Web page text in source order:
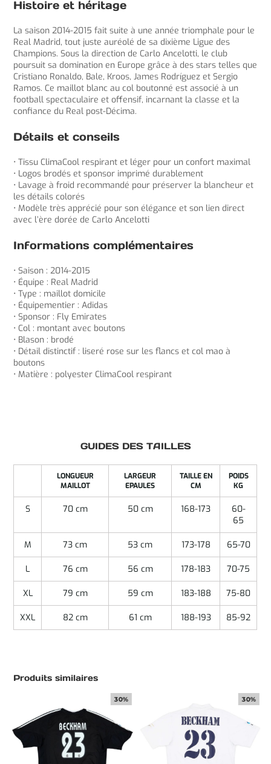
Histoire et héritage
La saison 2014-2015 fait suite à une année triomphale pour le
Real Madrid, tout juste auréolé de sa dixième Ligue des
Champions. Sous la direction de Carlo Ancelotti, le club
poursuit sa domination en Europe grâce à des stars telles que
Cristiano Ronaldo, Bale, Kroos, James Rodríguez et Sergio
Ramos. Ce maillot blanc au col boutonné est associé à un
football spectaculaire et offensif, incarnant la classe et la
confiance du Real post-Décima.
Détails et conseils
• Tissu ClimaCool respirant et léger pour un confort maximal
• Logos brodés et sponsor imprimé durablement
• Lavage à froid recommandé pour préserver la blancheur et
les détails colorés
• Modèle très apprécié pour son élégance et son lien direct
avec l’ère dorée de Carlo Ancelotti
Informations complémentaires
• Saison : 2014-2015
• Équipe : Real Madrid
• Type : maillot domicile
• Équipementier : Adidas
• Sponsor : Fly Emirates
• Col : montant avec boutons
• Blason : brodé
• Détail distinctif : liseré rose sur les flancs et col mao à
boutons
• Matière : polyester ClimaCool respirant
GUIDES DES TAILLES
LONGUEUR
MAILLOT
LARGEUR
EPAULES
TAILLE EN
CM
POIDS
KG
S 70 cm 50 cm 168-173
60-
65
M 73 cm 53 cm 173-178 65-70
L 76 cm 56 cm 178-183 70-75
XL 79 cm 59 cm 183-188 75-80
XXL 82 cm 61 cm 188-193 85-92
Produits similaires
30% 30%